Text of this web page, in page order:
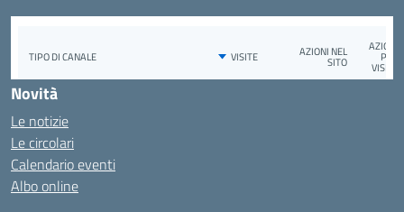
Novità
Le notizie
Le circolari
Calendario eventi
Albo online